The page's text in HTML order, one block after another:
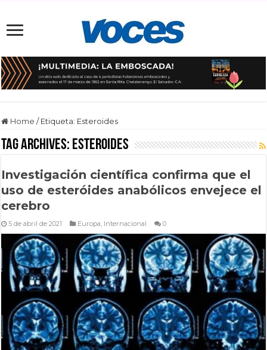
Home / Etiqueta: Esteroides
Tag Archives: Esteroides
Investigación científica confirma que el
uso de esteróides anabólicos envejece el
cerebro
5 de abril de 2021 Europa, Internacional 0